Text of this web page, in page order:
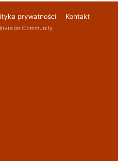
prywatności Kontakt
Community